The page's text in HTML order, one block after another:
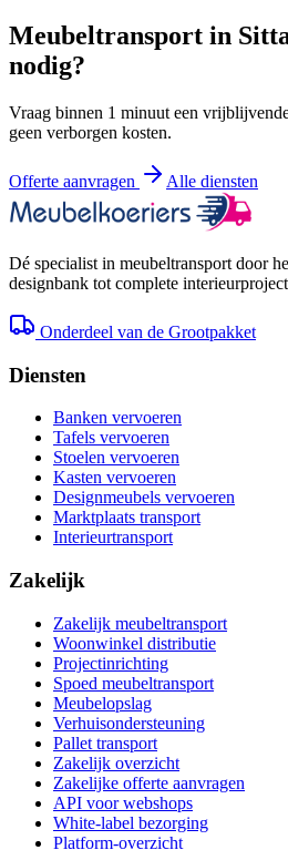
Meubeltransport in
nodig?
Vraag binnen 1 minuut een
geen verborgen kosten.
Offerte aanvragen Alle diensten
Dé specialist in meubeltransport door
designbank tot complete
Onderdeel van de Grootpakket
Diensten
Banken vervoeren
Tafels vervoeren
Stoelen vervoeren
Kasten vervoeren
Designmeubels vervoeren
Marktplaats transport
Interieurtransport
Zakelijk
Zakelijk meubeltransport
Woonwinkel distributie
Projectinrichting
Spoed meubeltransport
Meubelopslag
Verhuisondersteuning
Pallet transport
Zakelijk overzicht
Zakelijke offerte aanvragen
API voor webshops
White-label bezorging
Platform-overzicht